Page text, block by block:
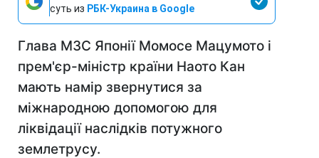
суть из РБК-Украина в Google
Глава МЗС Японії Момосе Мацумото і
прем'єр-міністр країни Наото Кан
мають намір звернутися за
міжнародною допомогою для
ліквідації наслідків потужного
землетрусу.